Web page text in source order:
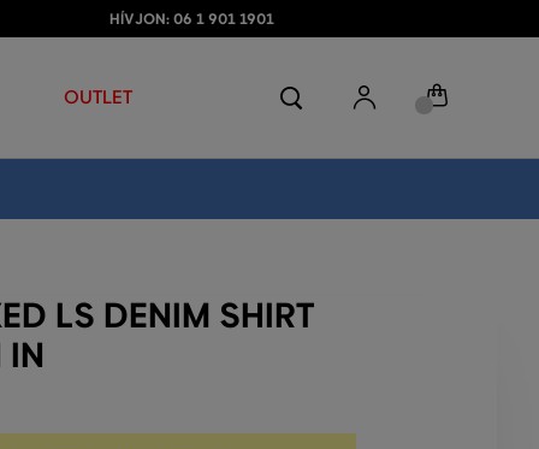
HÍVJON: 06 1 901 1901
OUTLET
LS DENIM SHIRT
IN